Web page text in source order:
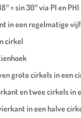
= sin 30° via PI en PHI
in een regelmatige
cirkel
grote cirkels in een
en twee cirkels in
in een halve